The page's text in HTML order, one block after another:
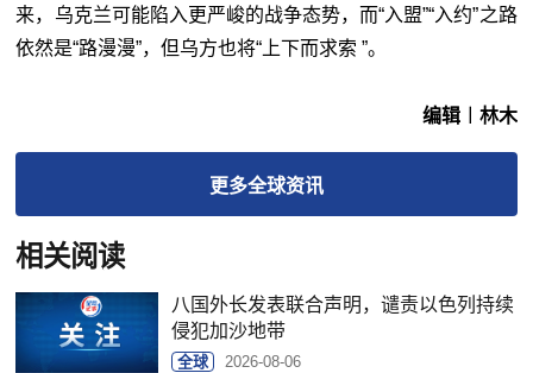
来，乌克兰可能陷入更严峻的战争态势，而“入盟”“入约”之路
依然是“路漫漫”，但乌方也将“上下而求索 ”。
编辑︱林木
更多全球资讯
相关阅读
八国外长发表联合声明，谴责以色列持续
侵犯加沙地带
全球 2026-08-06